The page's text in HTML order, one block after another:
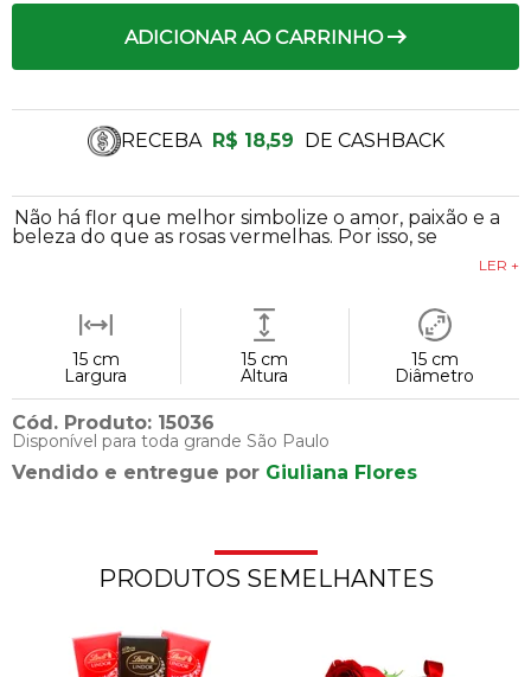
Não há flor que melhor simbolize o amor, paixão e a
beleza do que as rosas vermelhas. Por isso, se
LER +
15 cm
Largura
15 cm
Altura
15 cm
Diâmetro
Cód. Produto: 15036
Disponível para toda grande São Paulo
Vendido e entregue por Giuliana Flores
RECEBA R$ 18,59 DE CASHBACK
ADICIONAR AO CARRINHO
PRODUTOS SEMELHANTES